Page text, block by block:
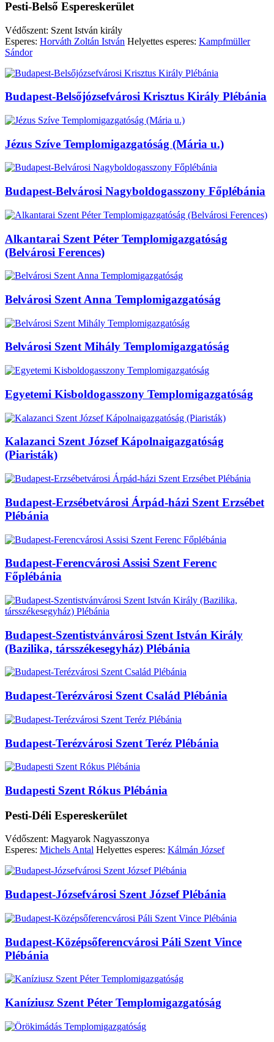
Pesti-Belső Espereskerület
Védőszent: Szent István király
Esperes: Horváth Zoltán István Helyettes esperes: Kampfmüller
Sándor
Budapest-Belsőjózsefvárosi Krisztus Király Plébánia
Jézus Szíve Templomigazgatóság (Mária u.)
Budapest-Belvárosi Nagyboldogasszony Főplébánia
Alkantarai Szent Péter Templomigazgatóság
(Belvárosi Ferences)
Belvárosi Szent Anna Templomigazgatóság
Belvárosi Szent Mihály Templomigazgatóság
Egyetemi Kisboldogasszony Templomigazgatóság
Kalazanci Szent József Kápolnaigazgatóság
(Piaristák)
Budapest-Erzsébetvárosi Árpád-házi Szent Erzsébet
Plébánia
Budapest-Ferencvárosi Assisi Szent Ferenc
Főplébánia
Budapest-Szentistvánvárosi Szent István Király
(Bazilika, társszékesegyház) Plébánia
Budapest-Terézvárosi Szent Család Plébánia
Budapest-Terézvárosi Szent Teréz Plébánia
Budapesti Szent Rókus Plébánia
Pesti-Déli Espereskerület
Védőszent: Magyarok Nagyasszonya
Esperes: Michels Antal Helyettes esperes: Kálmán József
Budapest-Józsefvárosi Szent József Plébánia
Budapest-Középsőferencvárosi Páli Szent Vince
Plébánia
Kaníziusz Szent Péter Templomigazgatóság